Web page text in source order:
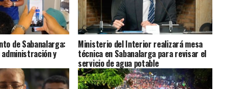
de Sabanalarga:
y
Ministerio del Interior realizará mesa
técnica en Sabanalarga para revisar el
servicio de agua potable